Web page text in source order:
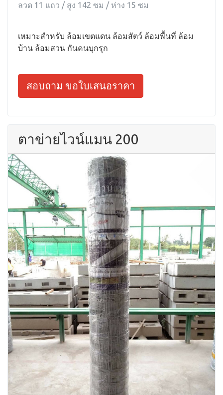
ลวด 11 แถว / สูง 142 ซม / ห่าง 15 ซม
เหมาะสำหรับ ล้อมเขตแดน ล้อมสัตว์ ล้อมพื้นที่ ล้อม
บ้าน ล้อมสวน กันคนบุกรุก
สอบถาม ขอใบเสนอราคา
ตาข่ายไวน์แมน 200